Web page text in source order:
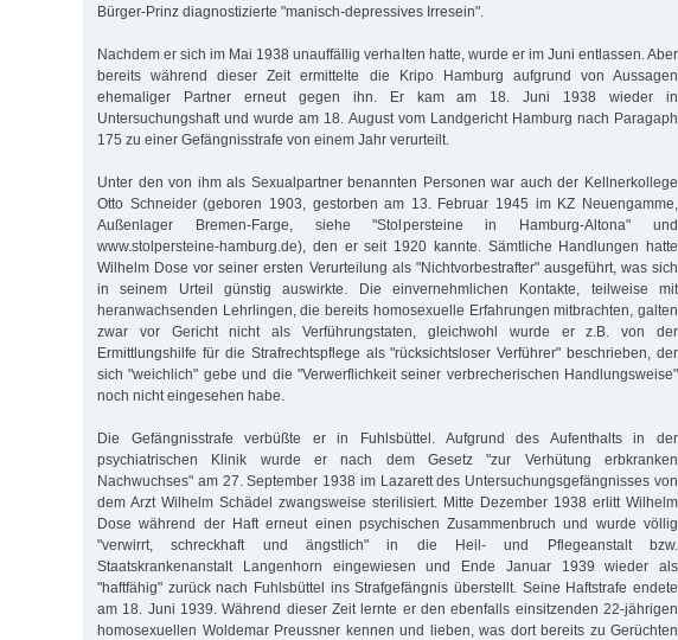
Bürger-Prinz diagnostizierte "manisch-depressives Irresein".
Nachdem er sich im Mai 1938 unauffällig verhalten hatte, wurde er im Juni entlassen. Aber
bereits während dieser Zeit ermittelte die Kripo Hamburg aufgrund von Aussagen
ehemaliger Partner erneut gegen ihn. Er kam am 18. Juni 1938 wieder in
Untersuchungshaft und wurde am 18. August vom Landgericht Hamburg nach Paragaph
175 zu einer Gefängnisstrafe von einem Jahr verurteilt.
Unter den von ihm als Sexualpartner benannten Personen war auch der Kellnerkollege
Otto Schneider (geboren 1903, gestorben am 13. Februar 1945 im KZ Neuengamme,
Außenlager Bremen-Farge, siehe "Stolpersteine in Hamburg-Altona" und
www.stolpersteine-hamburg.de), den er seit 1920 kannte. Sämtliche Handlungen hatte
Wilhelm Dose vor seiner ersten Verurteilung als "Nichtvorbestrafter" ausgeführt, was sich
in seinem Urteil günstig auswirkte. Die einvernehmlichen Kontakte, teilweise mit
heranwachsenden Lehrlingen, die bereits homosexuelle Erfahrungen mitbrachten, galten
zwar vor Gericht nicht als Verführungstaten, gleichwohl wurde er z.B. von der
Ermittlungshilfe für die Strafrechtspflege als "rücksichtsloser Verführer" beschrieben, der
sich "weichlich" gebe und die "Verwerflichkeit seiner verbrecherischen Handlungsweise"
noch nicht eingesehen habe.
Die Gefängnisstrafe verbüßte er in Fuhlsbüttel. Aufgrund des Aufenthalts in der
psychiatrischen Klinik wurde er nach dem Gesetz "zur Verhütung erbkranken
Nachwuchses" am 27. September 1938 im Lazarett des Untersuchungsgefängnisses von
dem Arzt Wilhelm Schädel zwangsweise sterilisiert. Mitte Dezember 1938 erlitt Wilhelm
Dose während der Haft erneut einen psychischen Zusammenbruch und wurde völlig
"verwirrt, schreckhaft und ängstlich" in die Heil- und Pflegeanstalt bzw.
Staatskrankenanstalt Langenhorn eingewiesen und Ende Januar 1939 wieder als
"haftfähig" zurück nach Fuhlsbüttel ins Strafgefängnis überstellt. Seine Haftstrafe endete
am 18. Juni 1939. Während dieser Zeit lernte er den ebenfalls einsitzenden 22-jährigen
homosexuellen Woldemar Preussner kennen und lieben, was dort bereits zu Gerüchten